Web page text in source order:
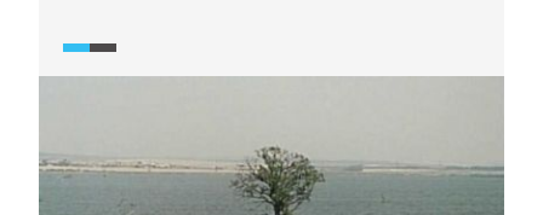
na úroveň hladiny podzemní vody, zásah
pro budoucí dílo se nabízí již existující kanál Rýn–
Mohan–Dunaj.